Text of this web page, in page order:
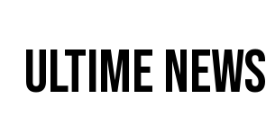
ULTIME NEWS